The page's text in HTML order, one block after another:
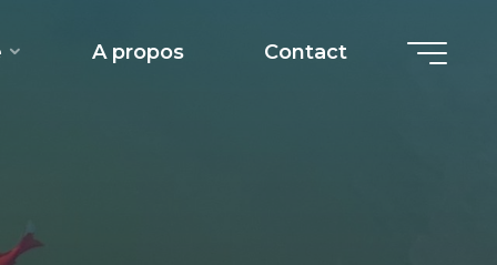
A propos Contact